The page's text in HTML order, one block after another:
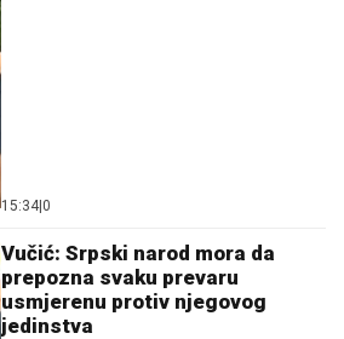
15:34|0
Vučić: Srpski narod mora da
prepozna svaku prevaru
usmjerenu protiv njegovog
jedinstva